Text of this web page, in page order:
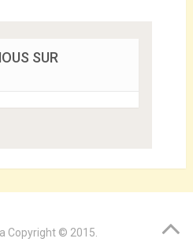
SUR
Copyright © 2015.